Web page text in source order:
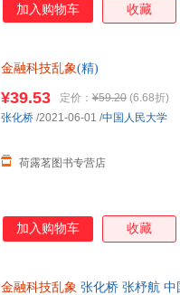
加入购物车 收藏
金融科技乱象(精)
¥39.53 定价： ¥59.20 (6.68折)
荷露茗图书专营店
张化桥 /2021-06-01 /中国人民大学
加入购物车 收藏
金融科技乱象 张化桥 张杼航